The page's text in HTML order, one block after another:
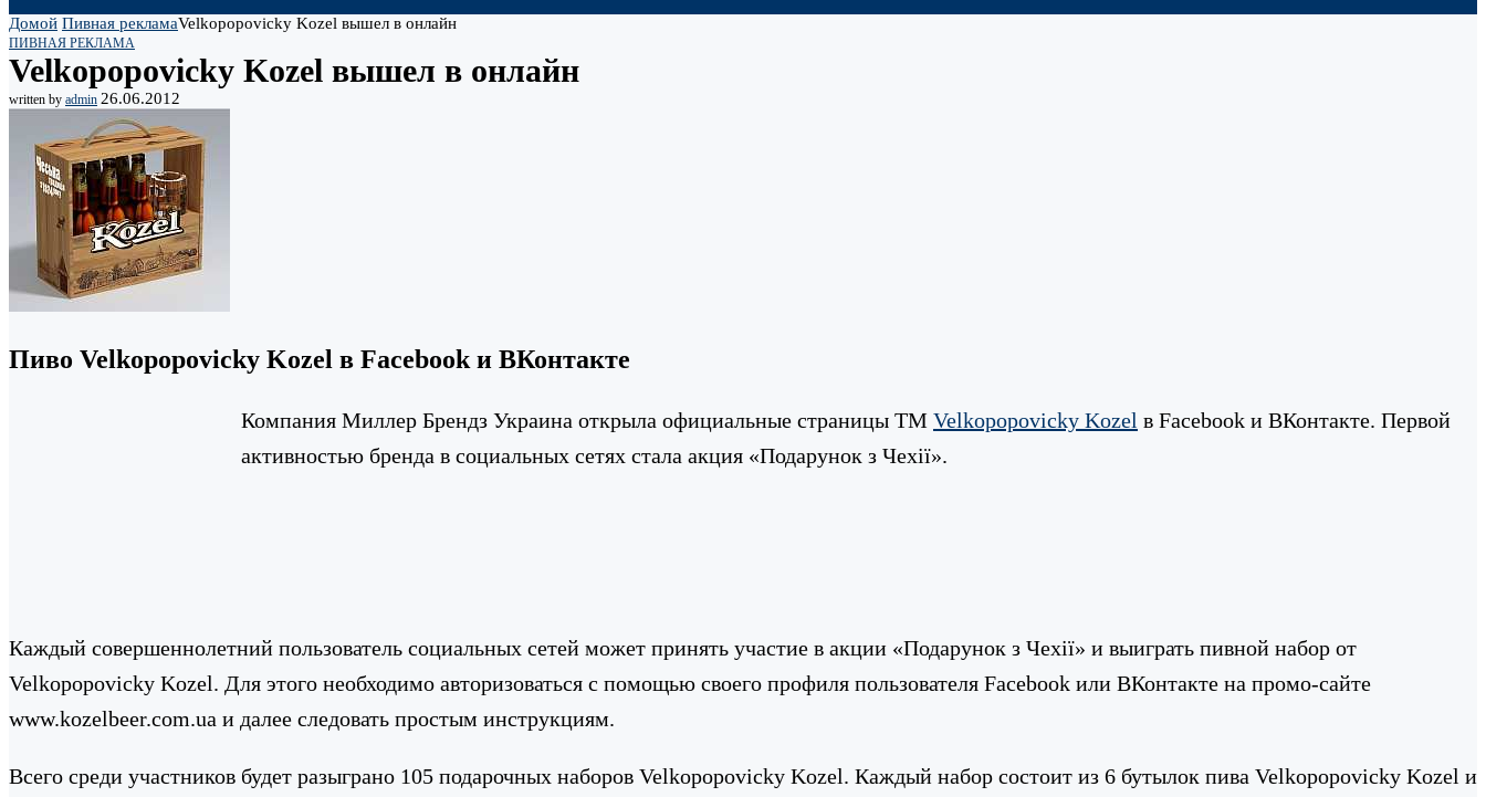
Домой Пивная рекламаVelkopopovicky Kozel вышел в онлайн
ПИВНАЯ РЕКЛАМА
Velkopopovicky Kozel вышел в онлайн
written by admin 26.06.2012
Пиво Velkopopovicky Kozel в Facebook и ВКонтакте
Компания Миллер Брендз Украина открыла официальные страницы ТМ Velkopopovicky Kozel в Facebook и ВКонтакте. Первой
активностью бренда в социальных сетях стала акция «Подарунок з Чехії».
Каждый совершеннолетний пользователь социальных сетей может принять участие в акции «Подарунок з Чехії» и выиграть пивной набор от
Velkopopovicky Kozel. Для этого необходимо авторизоваться с помощью своего профиля пользователя Facebook или ВКонтакте на промо-сайте
www.kozelbeer.com.ua и далее следовать простым инструкциям.
Всего среди участников будет разыграно 105 подарочных наборов Velkopopovicky Kozel. Каждый набор состоит из 6 бутылок пива Velkopopovicky Kozel и